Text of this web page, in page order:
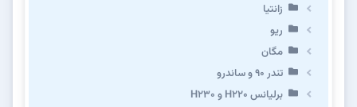
زانتیا
ریو
مگان
تندر ۹۰ و ساندرو
برلیانس H220 و H230